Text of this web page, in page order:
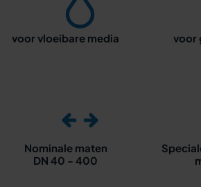
voor vloeibare media
voor
Nominale maten
DN 40 - 400